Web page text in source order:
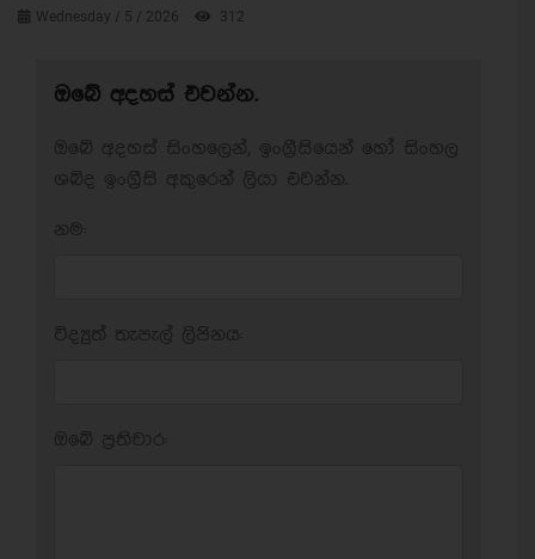
Wednesday / 5 / 2026 312
ඔබේ අදහස් එවන්න.